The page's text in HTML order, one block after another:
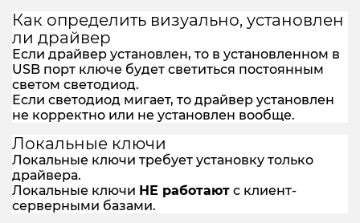
Как определить визуально, установлен
ли драйвер
Если драйвер установлен, то в установленном в
USB порт ключе будет светиться постоянным
светом светодиод.
Если светодиод мигает, то драйвер установлен
не корректно или не установлен вообще.
Локальные ключи
Локальные ключи требует установку только
драйвера.
Локальные ключи НЕ работают с клиент-
серверными базами.